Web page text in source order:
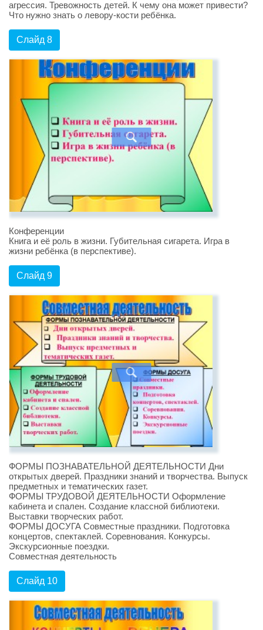
агрессия. Тревожность детей. К чему она может привести?
Что нужно знать о левору-кости ребёнка.
Слайд 8
Конференции
Книга и её роль в жизни. Губительная сигарета. Игра в
жизни ребёнка (в перспективе).
Слайд 9
ФОРМЫ ПОЗНАВАТЕЛЬНОЙ ДЕЯТЕЛЬНОСТИ Дни
открытых дверей. Праздники знаний и творчества. Выпуск
предметных и тематических газет.
ФОРМЫ ТРУДОВОЙ ДЕЯТЕЛЬНОСТИ Оформление
кабинета и спален. Создание классной библиотеки.
Выставки творческих работ.
ФОРМЫ ДОСУГА Совместные праздники. Подготовка
концертов, спектаклей. Соревнования. Конкурсы.
Экскурсионные поездки.
Совместная деятельность
Слайд 10